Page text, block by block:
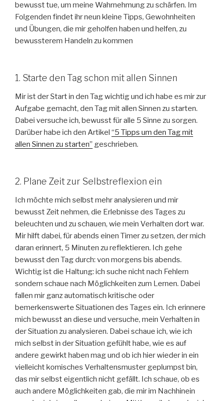
bewusst tue, um meine Wahrnehmung zu schärfen. Im
Folgenden findet ihr neun kleine Tipps, Gewohnheiten
und Übungen, die mir geholfen haben und helfen, zu
bewussterem Handeln zu kommen
1. Starte den Tag schon mit allen Sinnen
Mir ist der Start in den Tag wichtig und ich habe es mir zur
Aufgabe gemacht, den Tag mit allen Sinnen zu starten.
Dabei versuche ich, bewusst für alle 5 Sinne zu sorgen.
Darüber habe ich den Artikel “5 Tipps um den Tag mit
allen Sinnen zu starten” geschrieben.
2. Plane Zeit zur Selbstreflexion ein
Ich möchte mich selbst mehr analysieren und mir
bewusst Zeit nehmen, die Erlebnisse des Tages zu
beleuchten und zu schauen, wie mein Verhalten dort war.
Mir hilft dabei, für abends einen Timer zu setzen, der mich
daran erinnert, 5 Minuten zu reflektieren. Ich gehe
bewusst den Tag durch: von morgens bis abends.
Wichtig ist die Haltung: ich suche nicht nach Fehlern
sondern schaue nach Möglichkeiten zum Lernen. Dabei
fallen mir ganz automatisch kritische oder
bemerkenswerte Situationen des Tages ein. Ich erinnere
mich bewusst an diese und versuche, mein Verhalten in
der Situation zu analysieren. Dabei schaue ich, wie ich
mich selbst in der Situation gefühlt habe, wie es auf
andere gewirkt haben mag und ob ich hier wieder in ein
vielleicht komisches Verhaltensmuster geplumpst bin,
das mir selbst eigentlich nicht gefällt. Ich schaue, ob es
auch andere Möglichkeiten gab, die mir im Nachhinein